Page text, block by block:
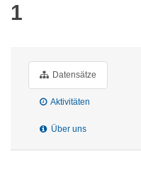
1
Datensätze
Aktivitäten
Über uns